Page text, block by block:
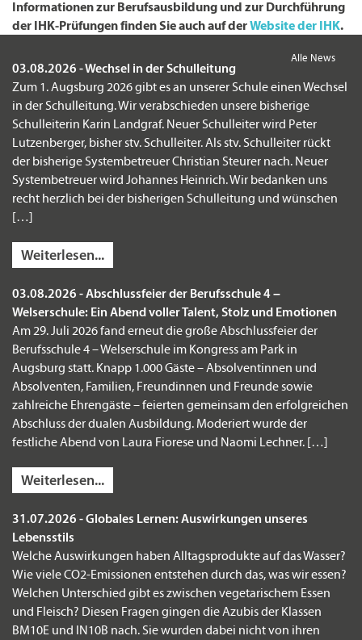
Informationen zur Berufsausbildung und zur Durchführung
der IHK-Prüfungen finden Sie auch auf derWebsite der IHK.
Alle News
03.08.2026 - Wechsel in der Schulleitung
Zum 1. Augsburg 2026 gibt es an unserer Schule einen Wechsel
in der Schulleitung. Wir verabschieden unsere bisherige
Schulleiterin Karin Landgraf. Neuer Schulleiter wird Peter
Lutzenberger, bisher stv. Schulleiter. Als stv. Schulleiter rückt
der bisherige Systembetreuer Christian Steurer nach. Neuer
Systembetreuer wird Johannes Heinrich. Wir bedanken uns
recht herzlich bei der bisherigen Schulleitung und wünschen
[…]
Weiterlesen...
03.08.2026 - Abschlussfeier der Berufsschule 4 –
Welserschule: Ein Abend voller Talent, Stolz und Emotionen
Am 29. Juli 2026 fand erneut die große Abschlussfeier der
Berufsschule 4 – Welserschule im Kongress am Park in
Augsburg statt. Knapp 1.000 Gäste – Absolventinnen und
Absolventen, Familien, Freundinnen und Freunde sowie
zahlreiche Ehrengäste – feierten gemeinsam den erfolgreichen
Abschluss der dualen Ausbildung. Moderiert wurde der
festliche Abend von Laura Fiorese und Naomi Lechner. […]
Weiterlesen...
31.07.2026 - Globales Lernen: Auswirkungen unseres
Lebensstils
Welche Auswirkungen haben Alltagsprodukte auf das Wasser?
Wie viele CO2-Emissionen entstehen durch das, was wir essen?
Welchen Unterschied gibt es zwischen vegetarischem Essen
und Fleisch? Diesen Fragen gingen die Azubis der Klassen
BM10E und IN10B nach. Sie wurden dabei nicht von ihren